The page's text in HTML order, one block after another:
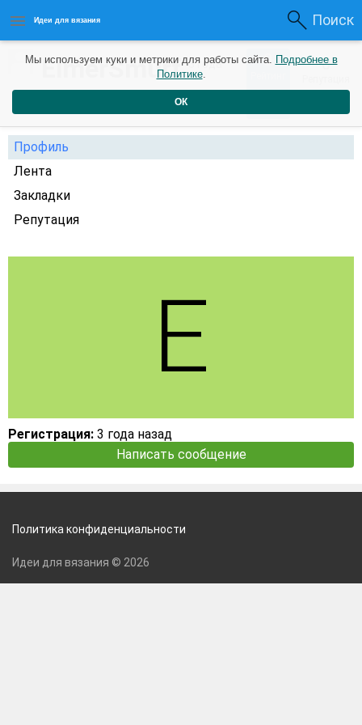
Идеи для вязания Поиск
ElmerSmurf3 года 0 0
Профиль
Лента
Закладки
Репутация
Регистрация: 3 года назад
Написать сообщение
Мы используем куки и метрики для работы сайта. Подробнее в
Политике.
ОК
Политика конфиденциальности
Идеи для вязания © 2026